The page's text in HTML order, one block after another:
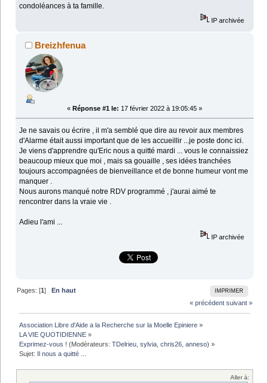
condoléances à ta famille.
IP archivée
Breizhfenua
« Réponse #1 le: 17 février 2022 à 19:05:45 »
Je ne savais ou écrire , il m'a semblé que dire au revoir aux membres
d'Alarme était aussi important que de les accueillir ...je poste donc ici.
Je viens d'apprendre qu'Eric nous a quitté mardi ... vous le connaissiez
beaucoup mieux que moi , mais sa gouaille , ses idées tranchées
toujours accompagnées de bienveillance et de bonne humeur vont me
manquer .
Nous aurons manqué notre RDV programmé , j'aurai aimé te
rencontrer dans la vraie vie .
Adieu l'ami ...
IP archivée
IMPRIMER
Pages: [1]En haut
« précédent suivant »
Association Libre d'Aide a la Recherche sur la Moelle Epiniere »
LA VIE QUOTIDIENNE »
Exprimez-vous ! (Modérateurs:TDelrieu,sylvia,chris26,anneso) »
Sujet:
Il nous a quitté ...
Aller à: